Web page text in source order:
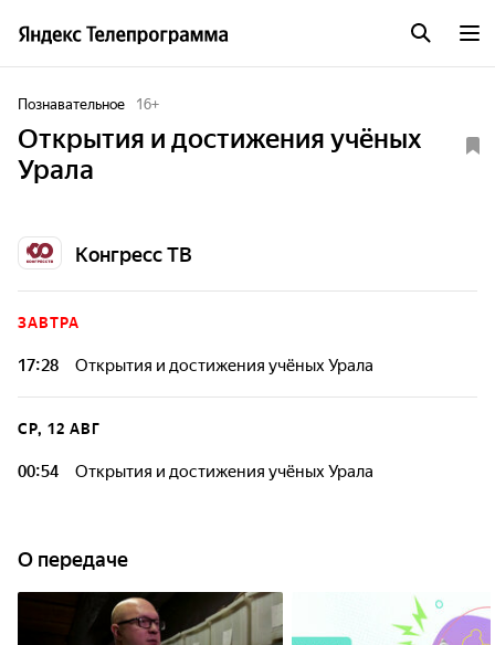
Познавательное 16+
Открытия и достижения учёных
Урала
Конгресс ТВ
ЗАВТРА
17:28 Открытия и достижения учёных Урала
СР, 12 АВГ
00:54 Открытия и достижения учёных Урала
О передаче